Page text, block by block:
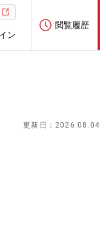
ン
閲覧履歴
更新日：2026.08.04